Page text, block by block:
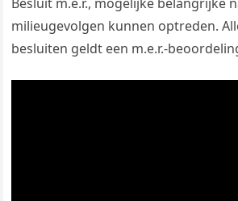
milieugevolgen kunnen optreden.
besluiten geldt een m.e.r.-